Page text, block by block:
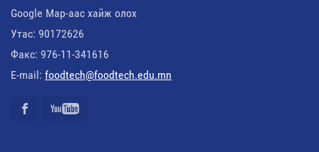
Google Map-аас хайж олох
Утас: 90172626
Факс: 976-11-341616
E-mail: foodtech@foodtech.edu.mn